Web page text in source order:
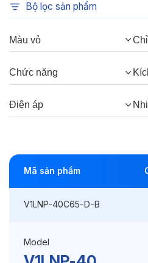
4090lm(W)
Góc chiếu:
Thông số Điện & Lắp
Công suất:
Điều hướng:
Kích thước
Bộ lọc sản phẩm
Màu vỏ
Chức năng
Điện áp
Mã sản phẩm
V1LNP-40C65-D-B
Model